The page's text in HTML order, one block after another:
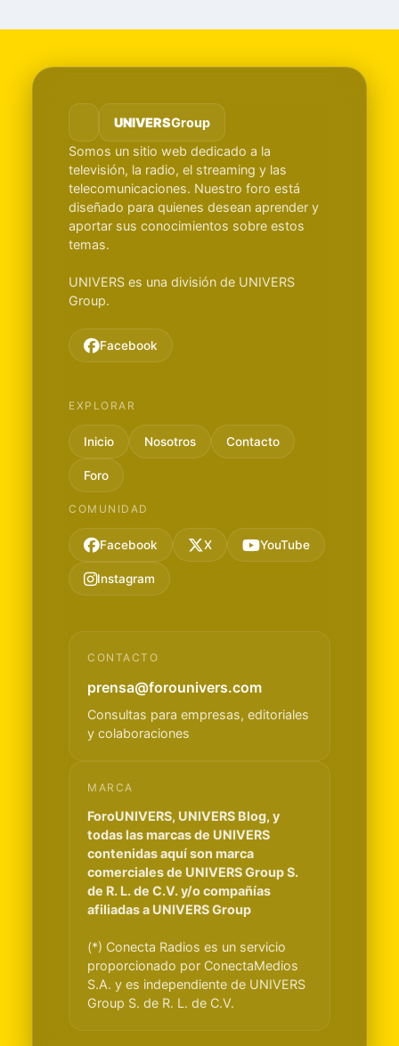
UNIVERSGroup
Somos un sitio web dedicado a la
televisión, la radio, el streaming y las
telecomunicaciones. Nuestro foro está
diseñado para quienes desean aprender y
aportar sus conocimientos sobre estos
temas.
UNIVERS es una división de UNIVERS
Group.
Facebook
EXPLORAR
Inicio Nosotros Contacto
Foro
COMUNIDAD
Facebook X YouTube
Instagram
CONTACTO
prensa@forounivers.com
Consultas para empresas, editoriales
y colaboraciones
MARCA
ForoUNIVERS, UNIVERS Blog, y
todas las marcas de UNIVERS
contenidas aquí son marca
comerciales de UNIVERS Group S.
de R. L. de C.V. y/o compañías
afiliadas a UNIVERS Group
(*) Conecta Radios es un servicio
proporcionado por ConectaMedios
S.A. y es independiente de UNIVERS
Group S. de R. L. de C.V.